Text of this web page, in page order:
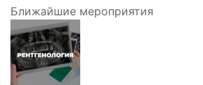
Ближайшие мероприятия